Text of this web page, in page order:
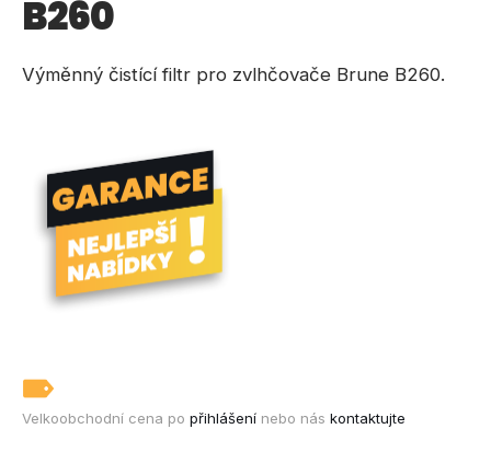
B260
Výměnný čistící filtr pro zvlhčovače Brune B260.
Velkoobchodní cena po přihlášení nebo nás kontaktujte
a
í
HLEDAT
o
p
o